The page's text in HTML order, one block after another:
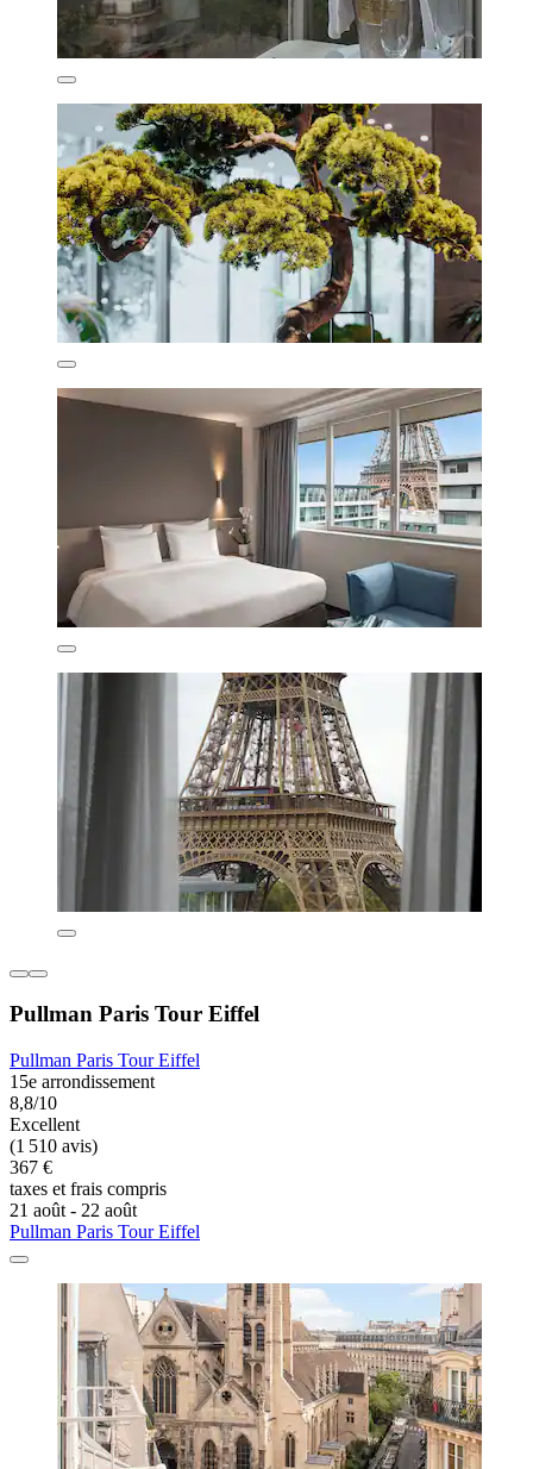
Pullman Paris Tour Eiffel
Pullman Paris Tour Eiffel
15e arrondissement
8,8/10
Excellent
(1 510 avis)
367 €
taxes et frais compris
21 août - 22 août
Pullman Paris Tour Eiffel